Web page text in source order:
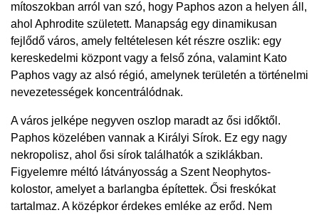
mítoszokban arról van szó, hogy Paphos azon a helyen áll,
ahol Aphrodite született. Manapság egy dinamikusan
fejlődő város, amely feltételesen két részre oszlik: egy
kereskedelmi központ vagy a felső zóna, valamint Kato
Paphos vagy az alsó régió, amelynek területén a történelmi
nevezetességek koncentrálódnak.
A város jelképe negyven oszlop maradt az ősi időktől.
Paphos közelében vannak a Királyi Sírok. Ez egy nagy
nekropolisz, ahol ősi sírok találhatók a sziklákban.
Figyelemre méltó látványosság a Szent Neophytos-
kolostor, amelyet a barlangba építettek. Ősi freskókat
tartalmaz. A középkor érdekes emléke az erőd. Nem